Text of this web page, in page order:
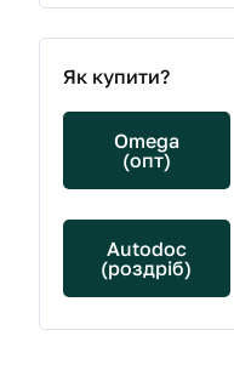
Як купити?
Omega
(опт)
Autodoc
(роздріб)